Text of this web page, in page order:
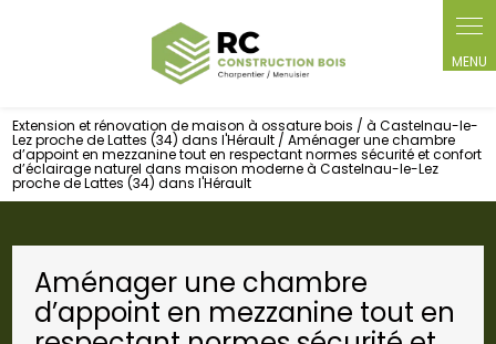
Extension et rénovation de maison à ossature bois / à Castelnau-le-
Lez proche de Lattes (34) dans l'Hérault / Aménager une chambre
d’appoint en mezzanine tout en respectant normes sécurité et confort
d’éclairage naturel dans maison moderne à Castelnau-le-Lez
proche de Lattes (34) dans l'Hérault
Aménager une chambre
d’appoint en mezzanine tout en